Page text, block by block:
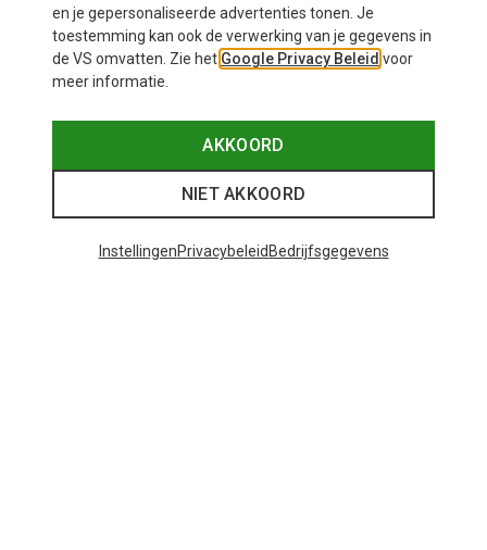
en je gepersonaliseerde advertenties tonen. Je
toestemming kan ook de verwerking van je gegevens in
de VS omvatten. Zie het Google Privacy Beleid voor
meer informatie.
AKKOORD
NIET AKKOORD
InstellingenPrivacybeleid Bedrijfsgegevens